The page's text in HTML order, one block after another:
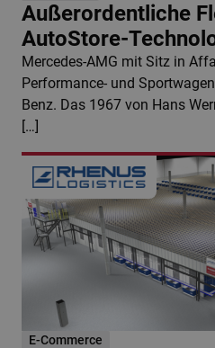
Außerordentliche
AutoStore-
Mercedes-AMG mit Sitz in
Performance- und
Benz. Das 1967 von Hans
[…]
E-Commerce